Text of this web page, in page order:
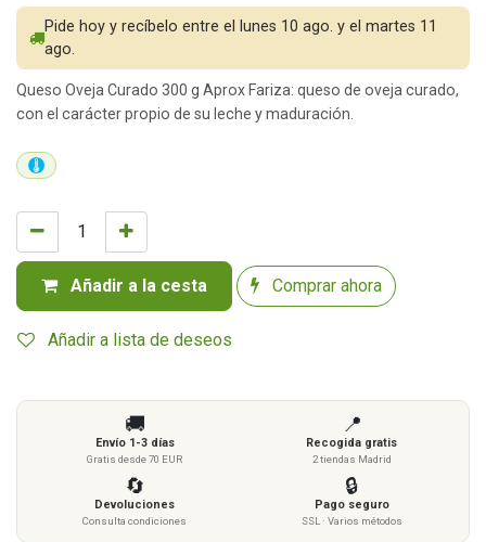
Añadir a la cesta Comprar ahora
Añadir a lista de deseos
Pide hoy y recíbelo entre el lunes 10 ago. y el martes 11
ago.
Queso Oveja Curado 300 g Aprox Fariza: queso de oveja curado,
con el carácter propio de su leche y maduración.
🚚
Envío 1-3 días
Gratis desde 70 EUR
📍
Recogida gratis
2 tiendas Madrid
🔄
Devoluciones
Consulta condiciones
🔒
Pago seguro
SSL · Varios métodos